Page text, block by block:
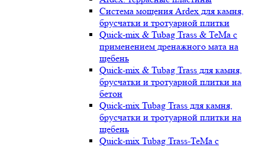
Cистема мощения Ardex для камня,
брусчатки и тротуарной плитки
Quick-mix & Tubag Trass & TeMa с
применением дренажного мата на
щебень
Quick-mix & Tubag Trass для камня,
брусчатки и тротуарной плитки на
бетон
Quick-mix Tubag Trass для камня,
брусчатки и тротуарной плитки на
щебень
Quick-mix Tubag Trass-TeMa с